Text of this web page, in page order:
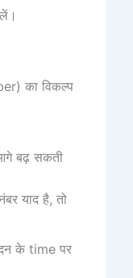
का विकल्प
बढ़ सकती
याद है, तो
के time पर